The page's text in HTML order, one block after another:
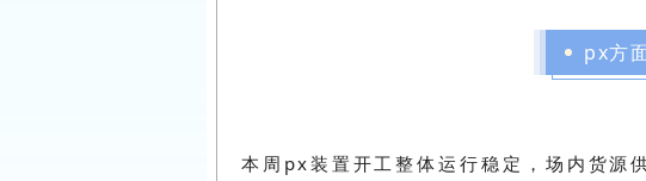
px方
本周px装置开工整体运行稳定，场内货源